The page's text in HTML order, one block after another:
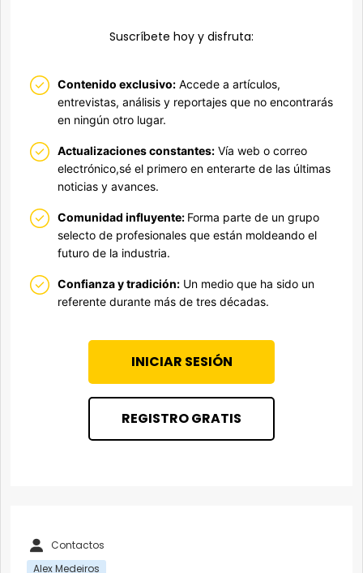
Suscríbete hoy y disfruta:
Contenido exclusivo: Accede a artículos,
entrevistas, análisis y reportajes que no encontrarás
en ningún otro lugar.
Actualizaciones constantes: Vía web o correo
electrónico,sé el primero en enterarte de las últimas
noticias y avances.
Comunidad influyente: Forma parte de un grupo
selecto de profesionales que están moldeando el
futuro de la industria.
Confianza y tradición: Un medio que ha sido un
referente durante más de tres décadas.
INICIAR SESIÓN
REGISTRO GRATIS
Contactos
Alex Medeiros